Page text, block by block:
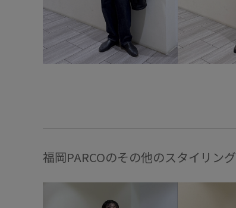
福岡PARCOのその他のスタイリング